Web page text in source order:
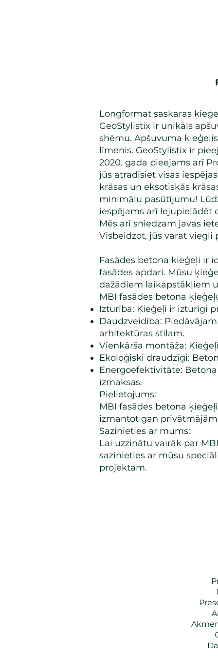
Longformat saskaras
GeoStylistix ir unikāls
shēmu. Apšuvuma
līmenis. GeoStylistix ir
2020. gada pieejams arī
jūs atradīsiet visas
krāsas un eksotiskās
minimālu pasūtījumu!
iespējams arī lejupielādēt
Mēs arī sniedzam javas
Visbeidzot, jūs varat viegli
​Fasādes betona ķieģeļi ir
fasādes apdari. Mūsu
dažādiem laikapstākļiem
MBI fasādes betona
Izturība: Ķieģeļi ir izturīgi
Daudzveidība:
arhitektūras stilam.
Vienkārša montāža:
Ekoloģiski draudzīgi:
Energoefektivitāte:
izmaksas.
Pielietojums:
MBI fasādes betona
izmantot gan
Sazinieties ar mums:
Lai uzzinātu vairāk par
sazinieties ar mūsu
projektam.